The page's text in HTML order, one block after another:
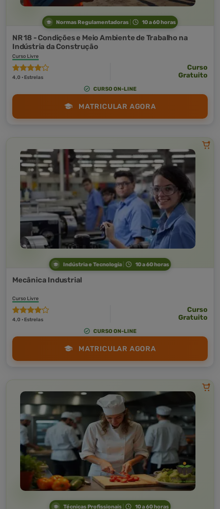
Normas Regulamentadoras 10 a 60 horas
NR 18 - Condições e Meio Ambiente de Trabalho na
Indústria da Construção
Curso Livre
4,0 · Estrelas
Curso
Gratuito
CURSO ON-LINE
MATRICULAR AGORA
Indústria e Tecnologia 10 a 60 horas
Mecânica Industrial
Curso Livre
4,0 · Estrelas
Curso
Gratuito
CURSO ON-LINE
MATRICULAR AGORA
Técnicas Profissionais 10 a 60 horas